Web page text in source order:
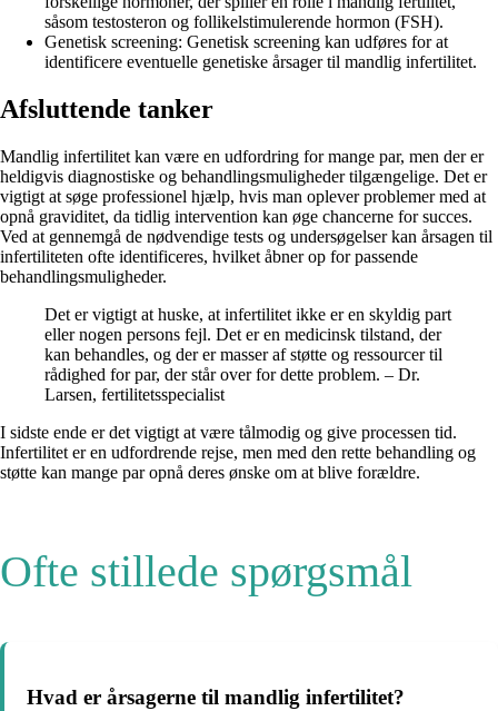
såsom testosteron og follikelstimulerende hormon (FSH).
Genetisk screening: Genetisk screening kan udføres for at
identificere eventuelle genetiske årsager til mandlig infertilitet.
Afsluttende tanker
Mandlig infertilitet kan være en udfordring for mange par, men der er
heldigvis diagnostiske og behandlingsmuligheder tilgængelige. Det er
vigtigt at søge professionel hjælp, hvis man oplever problemer med at
opnå graviditet, da tidlig intervention kan øge chancerne for succes.
Ved at gennemgå de nødvendige tests og undersøgelser kan årsagen til
infertiliteten ofte identificeres, hvilket åbner op for passende
behandlingsmuligheder.
Det er vigtigt at huske, at infertilitet ikke er en skyldig part
eller nogen persons fejl. Det er en medicinsk tilstand, der
kan behandles, og der er masser af støtte og ressourcer til
rådighed for par, der står over for dette problem. – Dr.
Larsen, fertilitetsspecialist
I sidste ende er det vigtigt at være tålmodig og give processen tid.
Infertilitet er en udfordrende rejse, men med den rette behandling og
støtte kan mange par opnå deres ønske om at blive forældre.
Ofte stillede spørgsmål
Hvad er årsagerne til mandlig infertilitet?